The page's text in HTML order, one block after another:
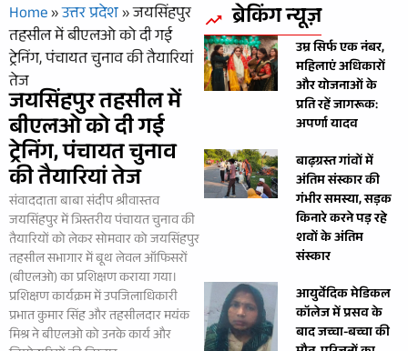
Home»उत्तर प्रदेश»जयसिंहपुर
तहसील में बीएलओ को दी गई
ट्रेनिंग, पंचायत चुनाव की तैयारियां
तेज
जयसिंहपुर तहसील में
बीएलओ को दी गई
ट्रेनिंग, पंचायत चुनाव
की तैयारियां तेज
संवाददाता बाबा संदीप श्रीवास्तव
जयसिंहपुर में त्रिस्तरीय पंचायत चुनाव की
तैयारियों को लेकर सोमवार को जयसिंहपुर
तहसील सभागार में बूथ लेवल ऑफिसरों
(बीएलओ) का प्रशिक्षण कराया गया।
प्रशिक्षण कार्यक्रम में उपजिलाधिकारी
प्रभात कुमार सिंह और तहसीलदार मयंक
मिश्र ने बीएलओ को उनके कार्य और
ब्रेकिंग न्यूज़
उम्र सिर्फ एक नंबर,
महिलाएं अधिकारों
और योजनाओं के
प्रति रहें जागरूक:
अपर्णा यादव
बाढ़ग्रस्त गांवों में
अंतिम संस्कार की
गंभीर समस्या, सड़क
किनारे करने पड़ रहे
शवों के अंतिम
संस्कार
आयुर्वेदिक मेडिकल
कॉलेज में प्रसव के
बाद जच्चा-बच्चा की